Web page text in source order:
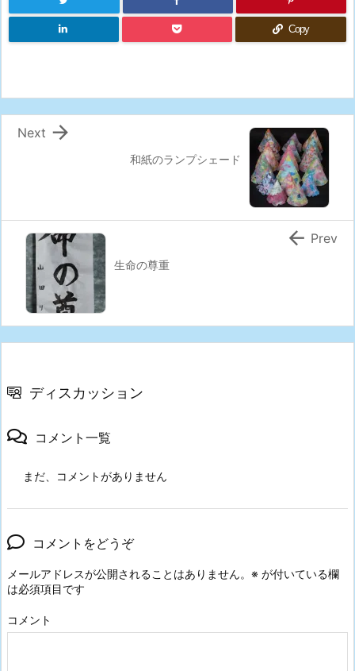
Copy
和紙のランプシェード

Next
生命の尊重
 Prev
ディスカッション
コメント一覧
まだ、コメントがありません
コメントをどうぞ
メールアドレスが公開されることはありません。 ※ が付いている欄
は必須項目です
コメント